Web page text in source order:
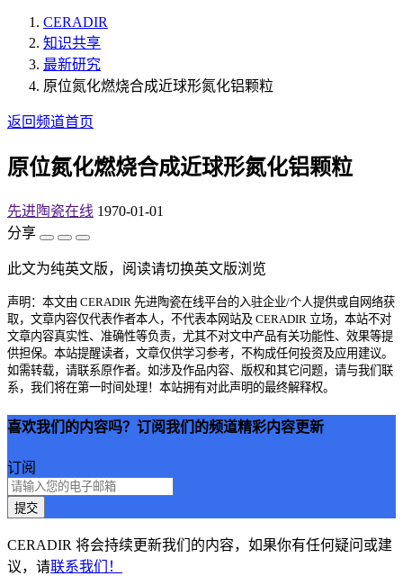
CERADIR
知识共享
最新研究
原位氮化燃烧合成近球形氮化铝颗粒
返回频道首页
原位氮化燃烧合成近球形氮化铝颗粒
先进陶瓷在线 1970-01-01
分享
此文为纯英文版，阅读请切换英文版浏览
声明：本文由 CERADIR 先进陶瓷在线平台的入驻企业/个人提供或自网络获
取，文章内容仅代表作者本人，不代表本网站及 CERADIR 立场，本站不对
文章内容真实性、准确性等负责，尤其不对文中产品有关功能性、效果等提
供担保。本站提醒读者，文章仅供学习参考，不构成任何投资及应用建议。
如需转载，请联系原作者。如涉及作品内容、版权和其它问题，请与我们联
系，我们将在第一时间处理！本站拥有对此声明的最终解释权。
喜欢我们的内容吗？订阅我们的频道精彩内容更新
订阅
提交
CERADIR 将会持续更新我们的内容，如果你有任何疑问或建
议，请联系我们！